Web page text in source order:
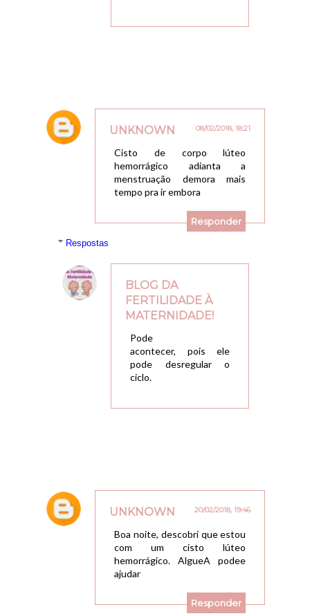
UNKNOWN 08/02/2018, 18:21
Cisto de corpo lúteo
hemorrágico adianta a
menstruação demora mais
tempo pra ir embora
Responder
Respostas
BLOG DA
FERTILIDADE À
MATERNIDADE!
Pode
acontecer, pois ele
pode desregular o
ciclo.
UNKNOWN 20/02/2018, 19:46
Boa noite, descobri que estou
com um cisto lúteo
hemorrágico. AlgueA podee
ajudar
Responder